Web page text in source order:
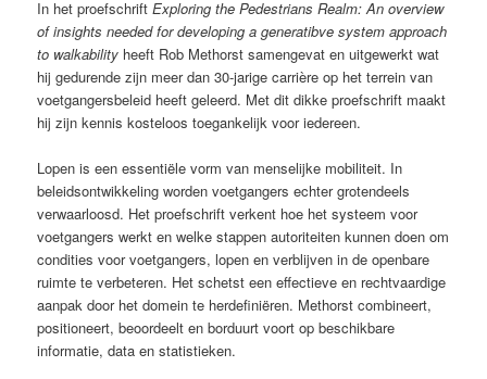
In het proefschriftExploring the Pedestrians Realm: An overview
of insights needed for developing a generatibve system approach
to walkability heeft Rob Methorst samengevat en uitgewerkt wat
hij gedurende zijn meer dan 30-jarige carrière op het terrein van
voetgangersbeleid heeft geleerd. Met dit dikke proefschrift maakt
hij zijn kennis kosteloos toegankelijk voor iedereen.
Lopen is een essentiële vorm van menselijke mobiliteit. In
beleidsontwikkeling worden voetgangers echter grotendeels
verwaarloosd. Het proefschrift verkent hoe het systeem voor
voetgangers werkt en welke stappen autoriteiten kunnen doen om
condities voor voetgangers, lopen en verblijven in de openbare
ruimte te verbeteren. Het schetst een effectieve en rechtvaardige
aanpak door het domein te herdefiniëren. Methorst combineert,
positioneert, beoordeelt en borduurt voort op beschikbare
informatie, data en statistieken.